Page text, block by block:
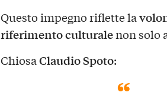
Questo impegno riflette la
riferimento culturalenon solo
ChiosaClaudio Spoto: